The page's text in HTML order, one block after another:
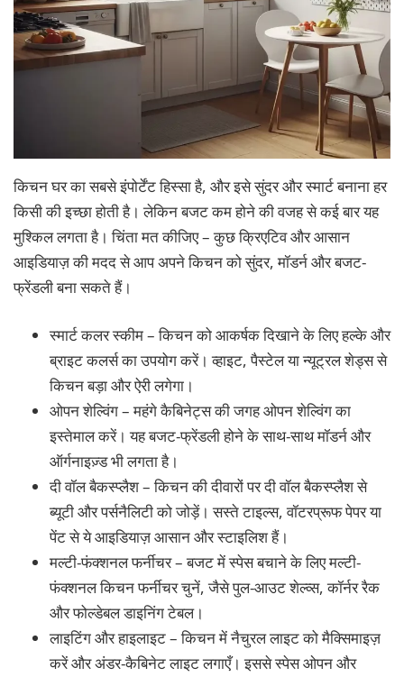
किचन घर का सबसे इंपोर्टेंट हिस्सा है, और इसे सुंदर और स्मार्ट बनाना हर
किसी की इच्छा होती है। लेकिन बजट कम होने की वजह से कई बार यह
मुश्किल लगता है। चिंता मत कीजिए – कुछ क्रिएटिव और आसान
आइडियाज़ की मदद से आप अपने किचन को सुंदर, मॉडर्न और बजट-
फ्रेंडली बना सकते हैं।
स्मार्ट कलर स्कीम – किचन को आकर्षक दिखाने के लिए हल्के और
ब्राइट कलर्स का उपयोग करें। व्हाइट, पैस्टेल या न्यूट्रल शेड्स से
किचन बड़ा और ऐरी लगेगा।
ओपन शेल्विंग – महंगे कैबिनेट्स की जगह ओपन शेल्विंग का
इस्तेमाल करें। यह बजट-फ्रेंडली होने के साथ-साथ मॉडर्न और
ऑर्गनाइज़्ड भी लगता है।
दी वॉल बैकस्प्लैश – किचन की दीवारों पर दी वॉल बैकस्प्लैश से
ब्यूटी और पर्सनैलिटी को जोड़ें। सस्ते टाइल्स, वॉटरप्रूफ पेपर या
पेंट से ये आइडियाज़ आसान और स्टाइलिश हैं।
मल्टी-फंक्शनल फर्नीचर – बजट में स्पेस बचाने के लिए मल्टी-
फंक्शनल किचन फर्नीचर चुनें, जैसे पुल-आउट शेल्व्स, कॉर्नर रैक
और फोल्डेबल डाइनिंग टेबल।
लाइटिंग और हाइलाइट – किचन में नैचुरल लाइट को मैक्सिमाइज़
करें और अंडर-कैबिनेट लाइट लगाएँ। इससे स्पेस ओपन और